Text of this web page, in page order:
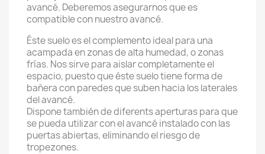
avancé. Deberemos asegurarnos que es
compatible con nuestro avancé.
Éste suelo es el complemento ideal para una
acampada en zonas de alta humedad, o zonas
frías. Nos sirve para aislar completamente el
espacio, puesto que éste suelo tiene forma de
bañera con paredes que suben hacia los laterales
del avancé.
Dispone también de diferents aperturas para que
se pueda utilizar con el avancé instalado con las
puertas abiertas, eliminando el riesgo de
tropezones.